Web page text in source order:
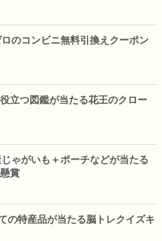
のコンビニ無料引換えクーポン
立つ図鑑が当たる花王のクロー
ゃがいも＋ポーチなどが当たる
賞
の特産品が当たる脳トレクイズキ